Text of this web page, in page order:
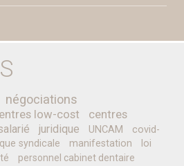
négociations
low-cost
centres
juridique UNCAM
covid-
syndicale manifestation
loi
personnel cabinet dentaire